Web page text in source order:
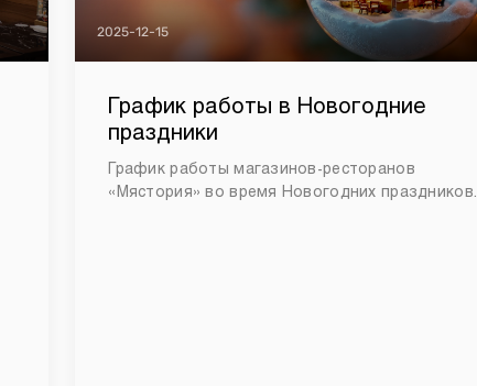
2025-12-15
График работы в Новогодние
праздники
График работы магазинов-ресторанов
«Мястория» во время Новогодних праздников.